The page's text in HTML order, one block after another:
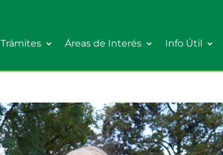
Trámites Áreas de Interés Info Útil